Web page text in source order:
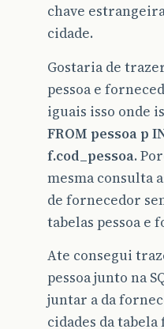
chave
cidade.
Gostaria de
pessoa e
iguais isso onde
FROM pessoa p
f.cod_pessoa.
mesma consulta
de fornecedor
tabelas pessoa e
Ate consegui
pessoa junto na
juntar a da
cidades da